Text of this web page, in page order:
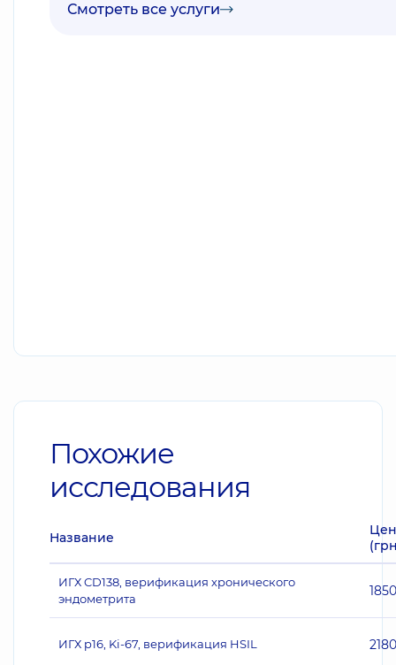
Смотреть все услуги
Похожие
исследования
Название
ИГХ CD138, верификация хронического
эндометрита
1850
ИГХ p16, Ki-67, верификация HSIL 2180